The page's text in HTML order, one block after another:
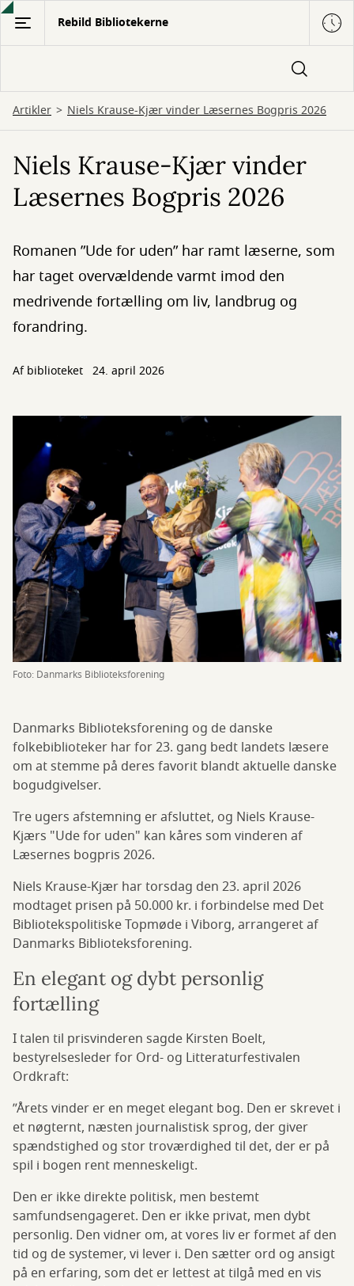
Gå
hovedindhold
Rebild Bibliotekerne
Artikler Niels Krause-Kjær vinder Læsernes Bogpris 2026
Niels Krause-Kjær vinder
Læsernes Bogpris 2026
Romanen ”Ude for uden” har ramt læserne, som
har taget overvældende varmt imod den
medrivende fortælling om liv, landbrug og
forandring.
Af biblioteket 24. april 2026
Foto: Danmarks Biblioteksforening
Danmarks Biblioteksforening og de danske
folkebiblioteker har for 23. gang bedt landets læsere
om at stemme på deres favorit blandt aktuelle danske
bogudgivelser.
Tre ugers afstemning er afsluttet, og Niels Krause-
Kjærs "Ude for uden" kan kåres som vinderen af
Læsernes bogpris 2026.
Niels Krause-Kjær har torsdag den 23. april 2026
modtaget prisen på 50.000 kr. i forbindelse med Det
Bibliotekspolitiske Topmøde i Viborg, arrangeret af
Danmarks Biblioteksforening.
En elegant og dybt personlig
fortælling
I talen til prisvinderen sagde Kirsten Boelt,
bestyrelsesleder for Ord- og Litteraturfestivalen
Ordkraft:
”Årets vinder er en meget elegant bog. Den er skrevet i
et nøgternt, næsten journalistisk sprog, der giver
spændstighed og stor troværdighed til det, der er på
spil i bogen rent menneskeligt.
Den er ikke direkte politisk, men bestemt
samfundsengageret. Den er ikke privat, men dybt
personlig. Den vidner om, at vores liv er formet af den
tid og de systemer, vi lever i. Den sætter ord og ansigt
på en erfaring, som det er lettest at tilgå med en vis